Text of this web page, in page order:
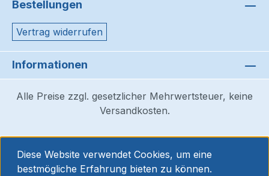
Bestellungen
Vertrag widerrufen
Informationen
Alle Preise zzgl. gesetzlicher Mehrwertsteuer, keine
Versandkosten.
Diese Website verwendet Cookies, um eine
bestmögliche Erfahrung bieten zu können.